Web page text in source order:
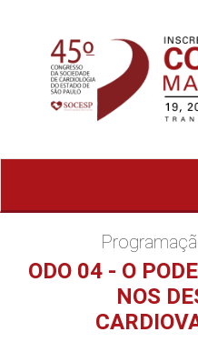
ODO 04 - O
NOS